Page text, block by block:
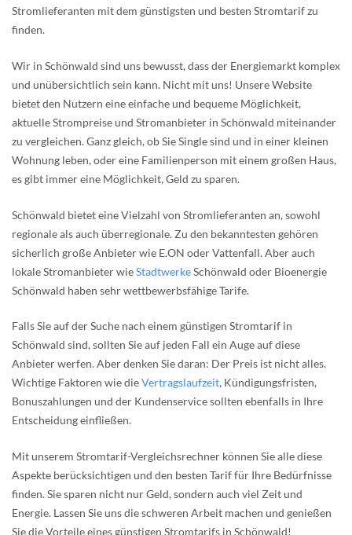
Stromlieferanten mit dem günstigsten und besten Stromtarif zu
finden.
Wir in Schönwald sind uns bewusst, dass der Energiemarkt komplex
und unübersichtlich sein kann. Nicht mit uns! Unsere Website
bietet den Nutzern eine einfache und bequeme Möglichkeit,
aktuelle Strompreise und Stromanbieter in Schönwald miteinander
zu vergleichen. Ganz gleich, ob Sie Single sind und in einer kleinen
Wohnung leben, oder eine Familienperson mit einem großen Haus,
es gibt immer eine Möglichkeit, Geld zu sparen.
Schönwald bietet eine Vielzahl von Stromlieferanten an, sowohl
regionale als auch überregionale. Zu den bekanntesten gehören
sicherlich große Anbieter wie E.ON oder Vattenfall. Aber auch
lokale Stromanbieter wieStadtwerkeSchönwald oder Bioenergie
Schönwald haben sehr wettbewerbsfähige Tarife.
Falls Sie auf der Suche nach einem günstigen Stromtarif in
Schönwald sind, sollten Sie auf jeden Fall ein Auge auf diese
Anbieter werfen. Aber denken Sie daran: Der Preis ist nicht alles.
Wichtige Faktoren wie dieVertragslaufzeit, Kündigungsfristen,
Bonuszahlungen und der Kundenservice sollten ebenfalls in Ihre
Entscheidung einfließen.
Mit unserem Stromtarif-Vergleichsrechner können Sie alle diese
Aspekte berücksichtigen und den besten Tarif für Ihre Bedürfnisse
finden. Sie sparen nicht nur Geld, sondern auch viel Zeit und
Energie. Lassen Sie uns die schweren Arbeit machen und genießen
Sie die Vorteile eines günstigen Stromtarifs in Schönwald!